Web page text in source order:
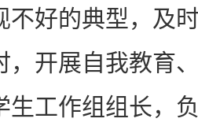
不好的典型，及
，开展自我教育
生工作组组长，